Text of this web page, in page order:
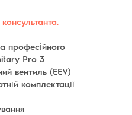
професійного
Pro 3
вентиль (EEV)
комплектації